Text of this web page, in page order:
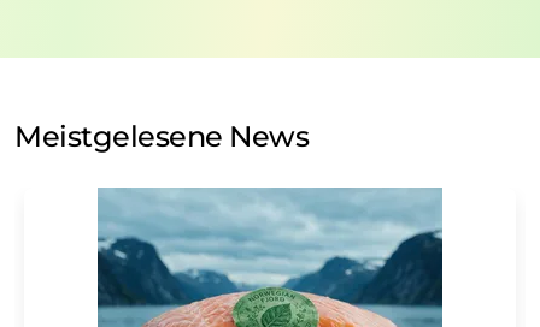
auf Basis unsererDatenschutzerklärung. LUMITOS darf
Meinungsforschung per E-Mail kontaktieren. Ihre
Einwilligung können Sie jederzeit ohne Angabe von
Str. 2, 12489 Berlin oder per E-Mail unter
widerruf@lumitos.commit Wirkung für die Zukunft
widerrufen. Zudem ist in jeder E-Mail ein Link zur
Abbestellung des entsprechenden Newsletters
enthalten.
Meistgelesene News